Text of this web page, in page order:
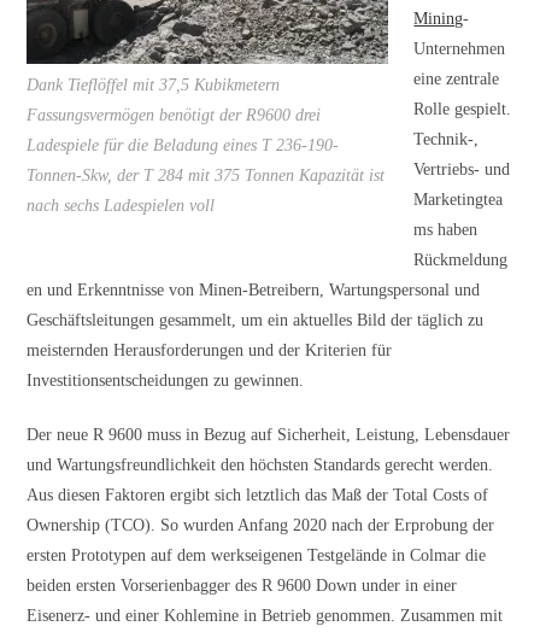
Dank Tieflöffel mit 37,5 Kubikmetern
Fassungsvermögen benötigt der R9600 drei
Ladespiele für die Beladung eines T 236-190-
Tonnen-Skw, der T 284 mit 375 Tonnen Kapazität ist
nach sechs Ladespielen voll
Mining-
Unternehmen
eine zentrale
Rolle gespielt.
Technik-,
Vertriebs- und
Marketingtea
ms haben
Rückmeldung
en und Erkenntnisse von Minen-Betreibern, Wartungspersonal und
Geschäftsleitungen gesammelt, um ein aktuelles Bild der täglich zu
meis­ternden Herausforderungen und der Kriterien für
Investitionsentscheidungen zu gewinnen.
Der neue R 9600 muss in Bezug auf Sicherheit, Leistung, Lebensdauer
und Wartungsfreundlichkeit den höchsten Standards gerecht werden.
Aus diesen Faktoren ergibt sich letztlich das Maß der Total Costs of
Ownership (TCO). So wurden Anfang 2020 nach der Erprobung der
ersten Prototypen auf dem werkseigenen Testgelände in Colmar die
beiden ersten Vorserienbagger des R 9600 Down under in einer
Eisenerz- und einer Kohlemine in Betrieb genommen. Zusammen mit